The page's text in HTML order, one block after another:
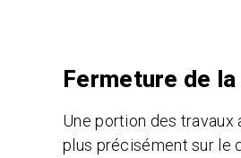
Fermeture de
Une portion des
plus précisément sur le